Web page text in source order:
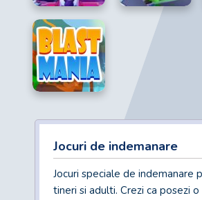
Jocuri de indemanare
Jocuri speciale de indemanare
tineri si adulti. Crezi ca posezi o